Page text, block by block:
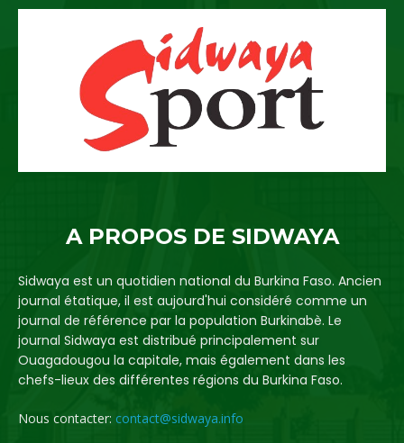
A PROPOS DE SIDWAYA
Sidwaya est un quotidien national du Burkina Faso. Ancien
journal étatique, il est aujourd'hui considéré comme un
journal de référence par la population Burkinabè. Le
journal Sidwaya est distribué principalement sur
Ouagadougou la capitale, mais également dans les
chefs-lieux des différentes régions du Burkina Faso.
Nous contacter: contact@sidwaya.info